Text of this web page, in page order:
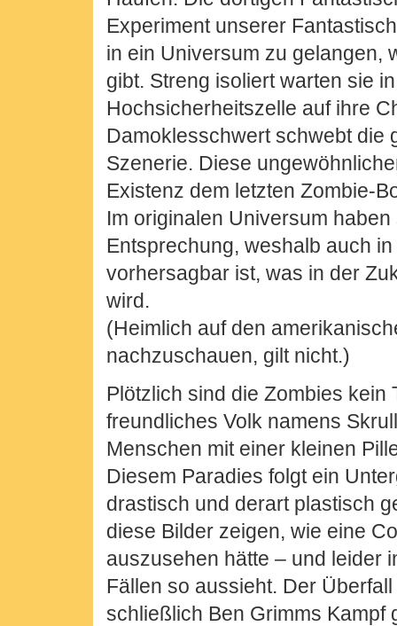
Experiment unserer
in ein Universum zu gelangen,
gibt. Streng isoliert warten sie
Hochsicherheitszelle auf ihre
Damoklesschwert schwebt die
Szenerie. Diese
Existenz dem letzten Zombie-
Im originalen Universum
Entsprechung, weshalb auch
vorhersagbar ist, was in der
wird.
(Heimlich auf den
nachzuschauen, gilt nicht.)
Plötzlich sind die Zombies kein
freundliches Volk namens
Menschen mit einer kleinen
Diesem Paradies folgt ein
drastisch und derart plastisch
diese Bilder zeigen, wie eine
auszusehen hätte – und leider
Fällen so aussieht. Der
schließlich Ben Grimms Kampf